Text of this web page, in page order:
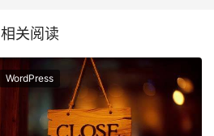
相关阅读
WordPress